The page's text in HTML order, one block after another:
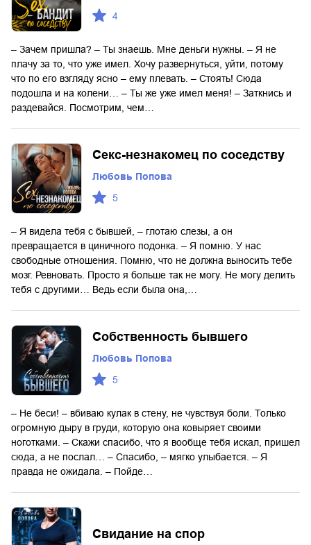
4
– Зачем пришла? – Ты знаешь. Мне деньги нужны. – Я не
плачу за то, что уже имел. Хочу развернуться, уйти, потому
что по его взгляду ясно – ему плевать. – Стоять! Сюда
подошла и на колени… – Ты же уже имел меня! – Заткнись и
раздевайся. Посмотрим, чем…
Секс-незнакомец по соседству
Любовь Попова
5
– Я видела тебя с бывшей, – глотаю слезы, а он
превращается в циничного подонка. – Я помню. У нас
свободные отношения. Помню, что не должна выносить тебе
мозг. Ревновать. Просто я больше так не могу. Не могу делить
тебя с другими… Ведь если была она,…
Собственность бывшего
Любовь Попова
5
– Не беси! – вбиваю кулак в стену, не чувствуя боли. Только
огромную дыру в груди, которую она ковыряет своими
ноготками. – Скажи спасибо, что я вообще тебя искал, пришел
сюда, а не послал… – Спасибо, – мягко улыбается. – Я
правда не ожидала. – Пойде…
Свидание на спор